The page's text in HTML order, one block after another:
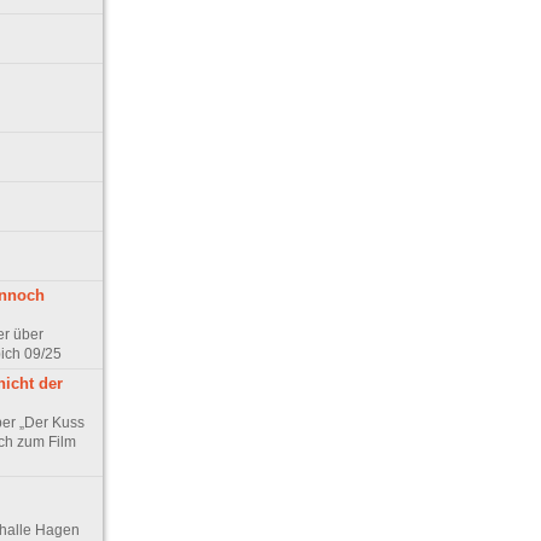
über
09/25
der
„Der Kuss
zum Film
Hagen